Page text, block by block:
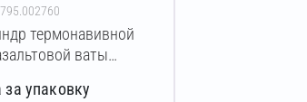
термонавивной
ваты
1200 мм
за упаковку